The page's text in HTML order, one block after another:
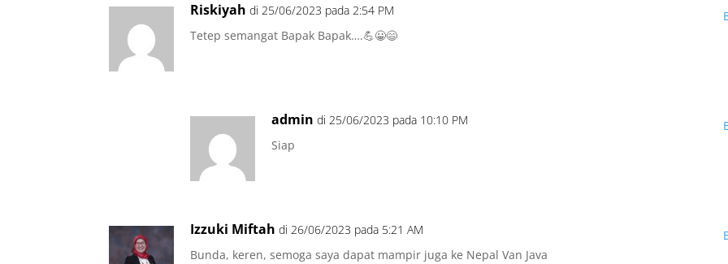
Riskiyah di 25/06/2023 pada 2:54 PM
Tetep semangat Bapak Bapak….💪😀😄
admin di 25/06/2023 pada 10:10 PM
Siap
Izzuki Miftah di 26/06/2023 pada 5:21 AM
Bunda, keren, semoga saya dapat mampir juga ke Nepal Van Java